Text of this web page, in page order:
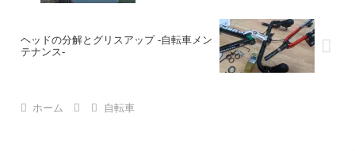
ヘッドの分解とグリスアップ -自転車メン
テナンス-
ホーム 自転車